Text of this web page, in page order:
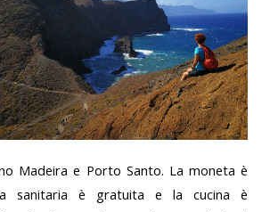
Madeira e Porto Santo. La moneta è
sanitaria è gratuita e la cucina è